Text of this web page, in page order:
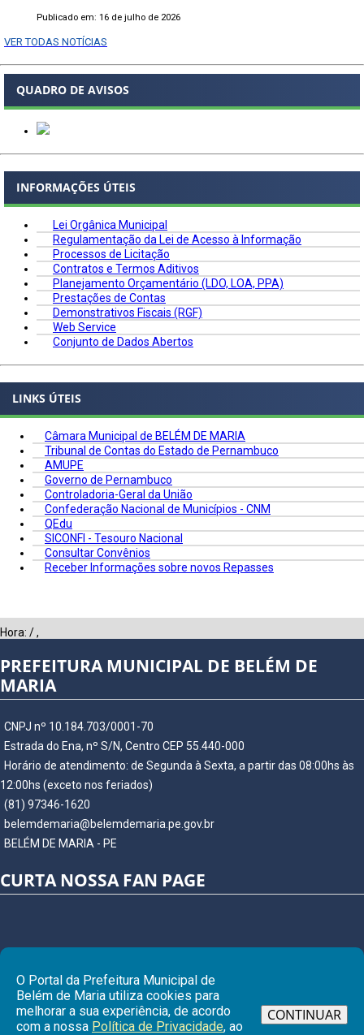
Publicado em: 16 de julho de 2026
VER TODAS NOTÍCIAS
QUADRO DE AVISOS
INFORMAÇÕES ÚTEIS
Lei Orgânica Municipal
Regulamentação da Lei de Acesso à Informação
Processos de Licitação
Contratos e Termos Aditivos
Planejamento Orçamentário (LDO, LOA, PPA)
Prestações de Contas
Demonstrativos Fiscais (RGF)
Web Service
Conjunto de Dados Abertos
LINKS ÚTEIS
Câmara Municipal de BELÉM DE MARIA
Tribunal de Contas do Estado de Pernambuco
AMUPE
Governo de Pernambuco
Controladoria-Geral da União
Confederação Nacional de Municípios - CNM
QEdu
SICONFI - Tesouro Nacional
Consultar Convênios
Receber Informações sobre novos Repasses
Hora: /,
PREFEITURA MUNICIPAL DE BELÉM DE
MARIA
CNPJ nº 10.184.703/0001-70
Estrada do Ena, nº S/N, Centro CEP 55.440-000
Horário de atendimento: de Segunda à Sexta, a partir das 08:00hs às
12:00hs (exceto nos feriados)
(81) 97346-1620
belemdemaria@belemdemaria.pe.gov.br
BELÉM DE MARIA - PE
CURTA NOSSA FAN PAGE
O Portal da Prefeitura Municipal de
Belém de Maria utiliza cookies para
melhorar a sua experiência, de acordo
com a nossa Política de Privacidade, ao
CONTINUAR